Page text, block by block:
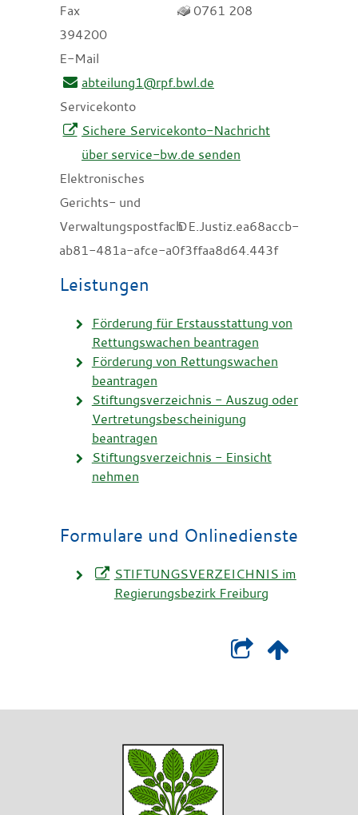
Fax
0761 208
394200
E-Mail
abteilung1@rpf.bwl.de
Servicekonto
Sichere Servicekonto-Nachricht
über service-bw.de senden
Elektronisches
Gerichts- und
VerwaltungspostfachDE.Justiz.ea68accb-
ab81-481a-afce-a0f3ffaa8d64.443f
Leistungen
Förderung für Erstausstattung von
Rettungswachen beantragen
Förderung von Rettungswachen
beantragen
Stiftungsverzeichnis - Auszug oder
Vertretungsbescheinigung
beantragen
Stiftungsverzeichnis - Einsicht
nehmen
Formulare und Onlinedienste
STIFTUNGSVERZEICHNIS im
Regierungsbezirk Freiburg